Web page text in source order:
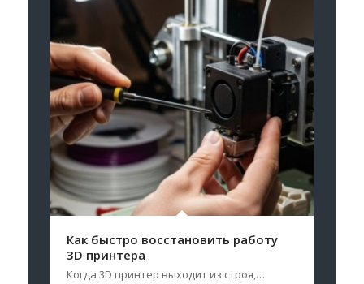
Как быстро восстановить работу
3D принтера
Когда 3D принтер выходит из строя,…